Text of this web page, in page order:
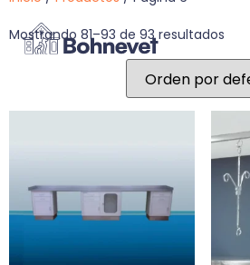
Mostrando 81–93 de 93 resultados